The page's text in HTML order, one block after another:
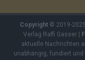
Copyright© 2019-
Verlag Raffi Gasser |
aktuelle Nachrichten
unabhängig, fundiert